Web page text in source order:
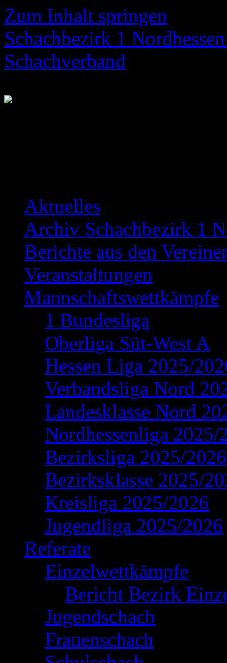
Zum Inhalt springen
Schachbezirk 1
Schachverband
Aktuelles
Archiv Schachbezirk 1
Berichte aus den
Veranstaltungen
Mannschaftswettkämpfe
1 Bundesliga
Oberliga Süt-West A
Hessen Liga 2025/
Verbandsliga Nord
Landesklasse Nord
Nordhessenliga 2025/
Bezirksliga 2025/2026
Bezirksklasse 2025/
Kreisliga 2025/2026
Jugendliga 2025/2026
Referate
Einzelwettkämpfe
Bericht Bezirk
Jugendschach
Frauenschach